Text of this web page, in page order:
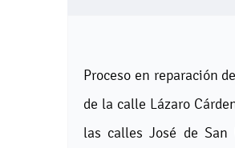
Proceso en reparación
de la calle Lázaro
las calles José de San